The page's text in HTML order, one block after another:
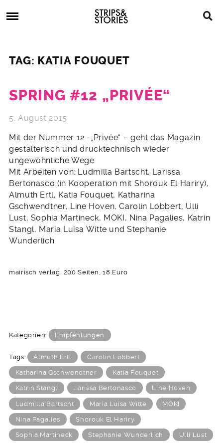
to
Strips
&
Stories
Comics,
TAG: KATIA FOUQUET
SPRING #12 „PRIVÉE“
5. August 2015
Mit der Nummer 12 -„Privée“ – geht das Magazin
gestalterisch und drucktechnisch wieder
ungewöhnliche Wege.
Mit Arbeiten von: Ludmilla Bartscht, Larissa
Bertonasco (in Kooperation mit Shorouk El Hariry),
Almuth Ertl, Katia Fouquet, Katharina
Gschwendtner, Line Hoven, Carolin Löbbert, Ulli
Lust, Sophia Martineck, MOKI, Nina Pagalies, Katrin
Stangl, Maria Luisa Witte und Stephanie
Wunderlich.
mairisch verlag, 200 Seiten, 18 Euro
Kategorien: Empfehlungen
Tags: Almuth Ertl Carolin Löbbert
Katharina Gschwendtner Katia Fouquet
Katrin Stangl Larissa Bertonasco Line Hoven
Ludmilla Bartscht Maria Luisa Witte MOKI
Nina Pagalies Shorouk El Hariry
Sophia Martineck Stephanie Wunderlich Ulli Lust